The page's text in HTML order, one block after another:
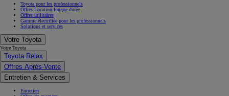
Toyota pour les professionnels
Offres Location longue durée
Offres utilitaires
Gamme électrifiée pour les professionnels
Solutions et services
Votre Toyota
Votre Toyota
Toyota Relax
Offres Après-Vente
Entretien & Services
Entretien